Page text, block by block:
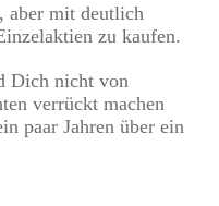
aber mit deutlich
zu kaufen.
Dich nicht von
verrückt machen
paar Jahren über ein